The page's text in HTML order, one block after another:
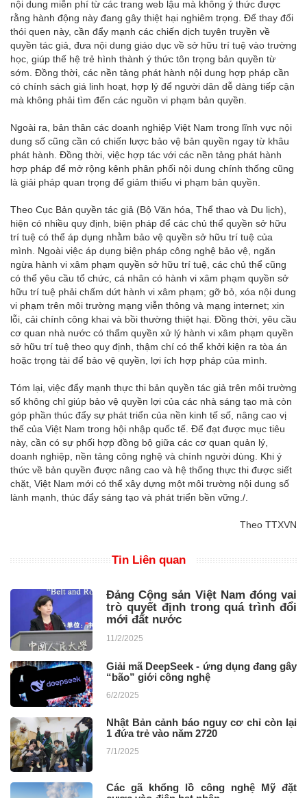
nội dung miễn phí từ các trang web lậu mà không ý thức được
rằng hành động này đang gây thiệt hại nghiêm trọng. Để thay đổi
thói quen này, cần đẩy mạnh các chiến dịch tuyên truyền về
quyền tác giả, đưa nội dung giáo dục về sở hữu trí tuệ vào trường
học, giúp thế hệ trẻ hình thành ý thức tôn trọng bản quyền từ
sớm. Đồng thời, các nền tảng phát hành nội dung hợp pháp cần
có chính sách giá linh hoạt, hợp lý để người dân dễ dàng tiếp cận
mà không phải tìm đến các nguồn vi phạm bản quyền.
Ngoài ra, bản thân các doanh nghiệp Việt Nam trong lĩnh vực nội
dung số cũng cần có chiến lược bảo vệ bản quyền ngay từ khâu
phát hành. Đồng thời, việc hợp tác với các nền tảng phát hành
hợp pháp để mở rộng kênh phân phối nội dung chính thống cũng
là giải pháp quan trọng để giảm thiểu vi phạm bản quyền.
Theo Cục Bản quyền tác giả (Bộ Văn hóa, Thể thao và Du lịch),
hiện có nhiều quy định, biện pháp để các chủ thể quyền sở hữu
trí tuệ có thể áp dụng nhằm bảo vệ quyền sở hữu trí tuệ của
mình. Ngoài việc áp dụng biện pháp công nghệ bảo vệ, ngăn
ngừa hành vi xâm phạm quyền sở hữu trí tuệ, các chủ thể cũng
có thể yêu cầu tổ chức, cá nhân có hành vi xâm phạm quyền sở
hữu trí tuệ phải chấm dứt hành vi xâm phạm; gỡ bỏ, xóa nội dung
vi phạm trên môi trường mạng viễn thông và mạng internet; xin
lỗi, cải chính công khai và bồi thường thiệt hại. Đồng thời, yêu cầu
cơ quan nhà nước có thẩm quyền xử lý hành vi xâm phạm quyền
sở hữu trí tuệ theo quy định, thậm chí có thể khởi kiện ra tòa án
hoặc trọng tài để bảo vệ quyền, lợi ích hợp pháp của mình.
Tóm lại, việc đẩy mạnh thực thi bản quyền tác giả trên môi trường
số không chỉ giúp bảo vệ quyền lợi của các nhà sáng tạo mà còn
góp phần thúc đẩy sự phát triển của nền kinh tế số, nâng cao vị
thế của Việt Nam trong hội nhập quốc tế. Để đạt được mục tiêu
này, cần có sự phối hợp đồng bộ giữa các cơ quan quản lý,
doanh nghiệp, nền tảng công nghệ và chính người dùng. Khi ý
thức về bản quyền được nâng cao và hệ thống thực thi được siết
chặt, Việt Nam mới có thể xây dựng một môi trường nội dung số
lành mạnh, thúc đẩy sáng tạo và phát triển bền vững./.
Theo TTXVN
Tin Liên quan
Đảng Cộng sản Việt Nam đóng vai
trò quyết định trong quá trình đổi
mới đất nước
11/2/2025
Giải mã DeepSeek - ứng dụng đang gây
“bão” giới công nghệ
6/2/2025
Nhật Bản cảnh báo nguy cơ chỉ còn lại
1 đứa trẻ vào năm 2720
7/1/2025
Các gã khổng lồ công nghệ Mỹ đặt